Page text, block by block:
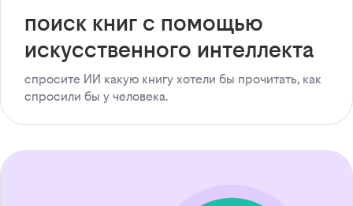
поиск книг с помощью
искусственного интеллекта
спросите ИИ какую книгу хотели бы прочитать, как
спросили бы у человека.